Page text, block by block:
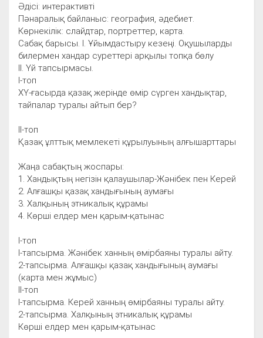
Әдісі: интерактивті
Пәнаралық байланыс: география, әдебиет.
Көрнекілік: слайдтар, портреттер, карта.
Сабақ барысы. I. Ұйымдастыру кезеңі. Оқушыларды
билермен хандар суреттері арқылы топқа бөлу
ІI. Үй тапсырмасы.
І-топ
ХҮ-ғасырда қазақ жерінде өмір сүрген хандықтар,
тайпалар туралы айтып бер?
ІІ-топ
Қазақ ұлттық мемлекеті құрылуының алғышарттары
Жаңа сабақтың жоспары:
1. Хандықтың негізін қалаушылар-Жәнібек пен Керей
2. Алғашқы қазақ хандығының аумағы
3. Халқының этникалық құрамы
4. Көрші елдер мен қарым-қатынас
І-топ
І-тапсырма. Жәнібек ханның өмірбаяны туралы айту.
2-тапсырма. Алғашқы қазақ хандығының аумағы
(карта мен жұмыс)
ІІ-топ
І-тапсырма. Керей ханның өмірбаяны туралы айту.
2-тапсырма. Халқының этникалық құрамы
Көрші елдер мен қарым-қатынас